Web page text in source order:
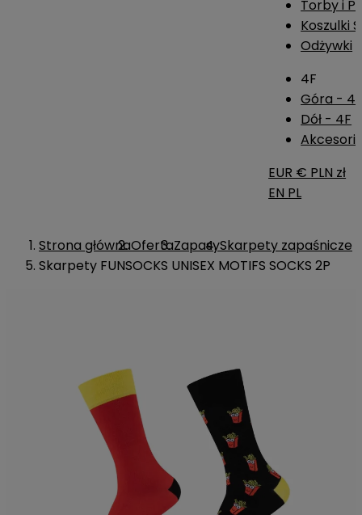
Torby i
Koszulki
Odżywki
4F
Góra -
Dół - 4F
EUR € PLN zł
EN PL
Strona głównaOfertaZapasySkarpety zapaśnicze
Skarpety FUNSOCKS UNISEX MOTIFS SOCKS 2P